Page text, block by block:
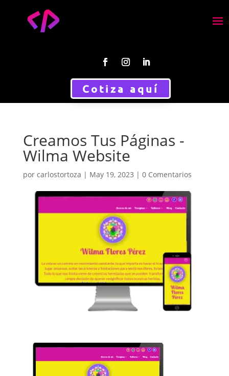
Cotiza aquí
Creamos Tus Páginas -
Wilma Website
por carlostortoza | May 19, 2023 | 0 Comentarios